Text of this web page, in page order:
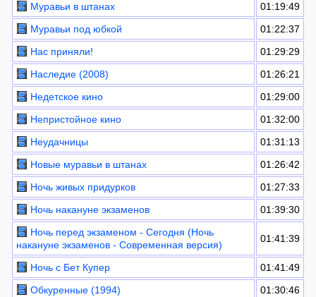
Муравьи в штанах
01:19:49
Муравьи под юбкой
01:22:37
Нас приняли!
01:29:29
Наследие (2008)
01:26:21
Недетское кино
01:29:00
Непристойное кино
01:32:00
Неудачницы
01:31:13
Новые муравьи в штанах
01:26:42
Ночь живых придурков
01:27:33
Ночь накануне экзаменов
01:39:30
Ночь перед экзаменом - Сегодня (Ночь
накануне экзаменов - Современная версия)
01:41:39
Ночь с Бет Купер
01:41:49
Обкуренные (1994)
01:30:46